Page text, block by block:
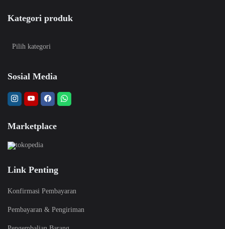
Kategori produk
Sosial Media
Marketplace
Link Penting
Konfirmasi Pembayaran
Pembayaran & Pengiriman